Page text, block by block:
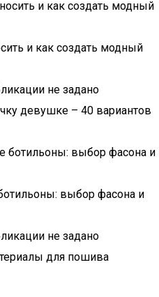
и как создать модный
девушке – 40 вариантов
выбор фасона и
для пошива